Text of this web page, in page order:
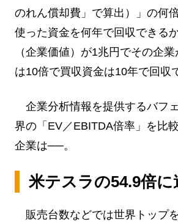
のれん償却費」で算出）」の何
使った資金を何年で回収できる
（企業価値）が1兆円でその企
は10倍で買収資金は10年で回収
企業分析情報を提供するバフ
界の「EV／EBITDA倍率」を比
企業は──。
米テスラの54.9倍
販売台数などでは世界トップ